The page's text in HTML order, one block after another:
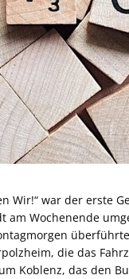
war der erste
am Wochenende
die das
Koblenz, das den